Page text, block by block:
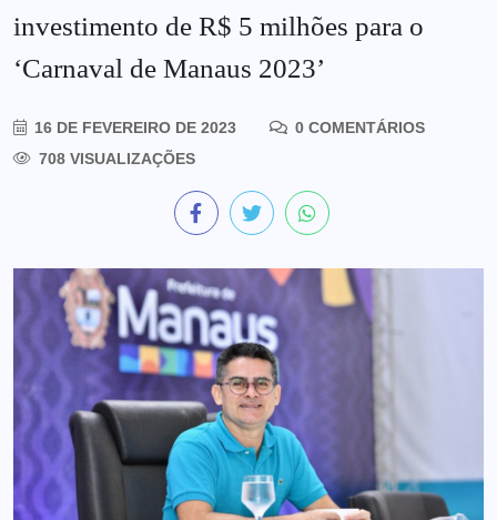
investimento de R$ 5 milhões para o
‘Carnaval de Manaus 2023’
16 DE FEVEREIRO DE 2023
0 COMENTÁRIOS
708 VISUALIZAÇÕES